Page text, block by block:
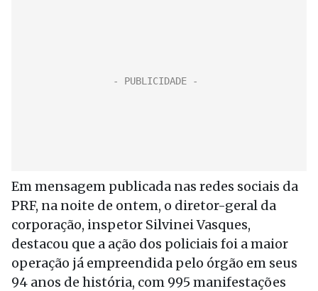
Em mensagem publicada nas redes sociais da
PRF, na noite de ontem, o diretor-geral da
corporação, inspetor Silvinei Vasques,
destacou que a ação dos policiais foi a maior
operação já empreendida pelo órgão em seus
94 anos de história, com 995 manifestações